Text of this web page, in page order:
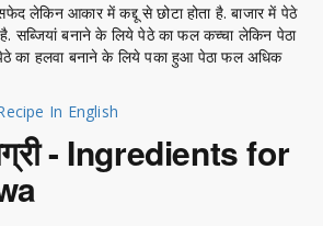
लेकिन आकार में कद्दू से छोटा होता है. बाजार में पेठे
सब्जियां बनाने के लिये पेठे का फल कच्चा लेकिन पेठा
का हलवा बनाने के लिये पका हुआ पेठा फल अधिक
In English
- Ingredients for